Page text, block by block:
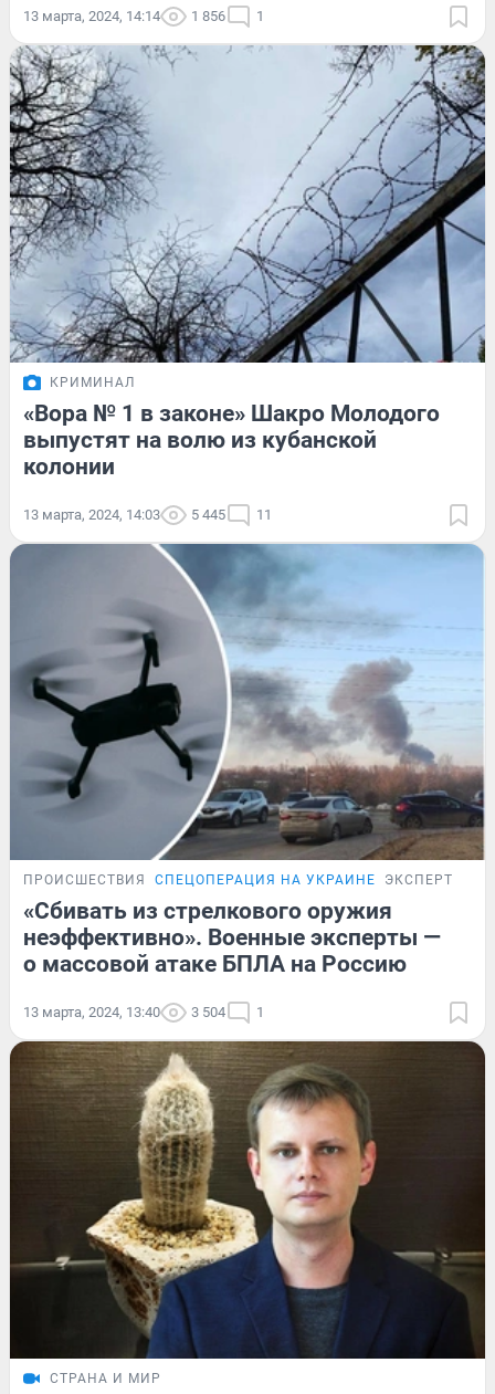
13 марта, 2024, 14:14 1 856 1
КРИМИНАЛ
«Вора № 1 в законе» Шакро Молодого
выпустят на волю из кубанской
колонии
13 марта, 2024, 14:03 5 445 11
ПРОИСШЕСТВИЯ СПЕЦОПЕРАЦИЯ НА УКРАИНЕ ЭКСПЕРТ
«Сбивать из стрелкового оружия
неэффективно». Военные эксперты —
о массовой атаке БПЛА на Россию
13 марта, 2024, 13:40 3 504 1
СТРАНА И МИР